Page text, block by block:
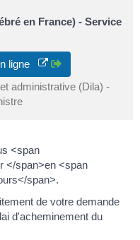
en France) - Service
ligne
administrative (Dila) -
<span
</span>en <span
span>.
de votre demande
d'acheminement du